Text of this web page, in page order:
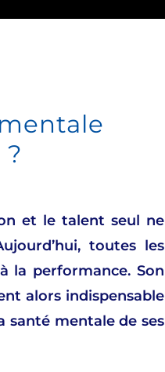
et le talent seul ne
toutes les
la performance. Son
alors indispensable
santé mentale de ses